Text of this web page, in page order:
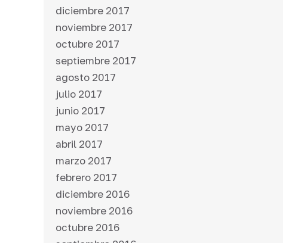
diciembre 2017
noviembre 2017
octubre 2017
septiembre 2017
agosto 2017
julio 2017
junio 2017
mayo 2017
abril 2017
marzo 2017
febrero 2017
diciembre 2016
noviembre 2016
octubre 2016